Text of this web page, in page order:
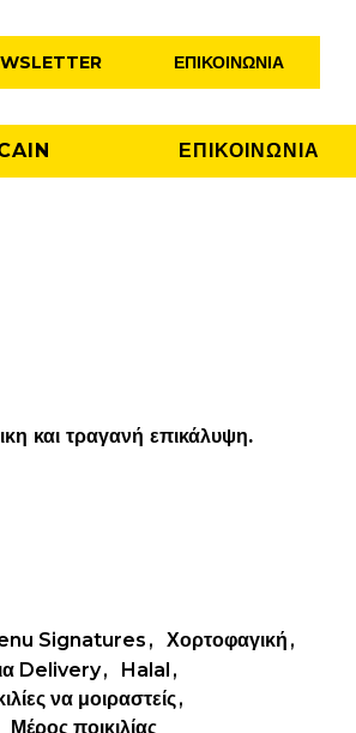
ΕΠΙΚΟΙΝΩΝΊΑ
ΕΠΙΚΟΙΝΩΝΙΑ
και τραγανή επικάλυψη.
Signatures
Χορτοφαγική
Delivery
Halal
να μοιραστείς
Μέρος ποικιλίας